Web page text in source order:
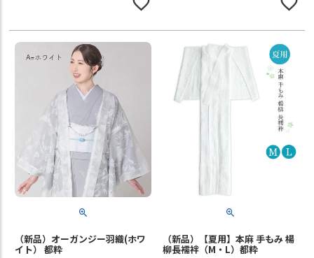
（新品）オーガンジー羽織(ホワ
イト） 都粋
（新品）【夏用】本麻 手もみ 楊
柳長襦袢（M・L）都粋